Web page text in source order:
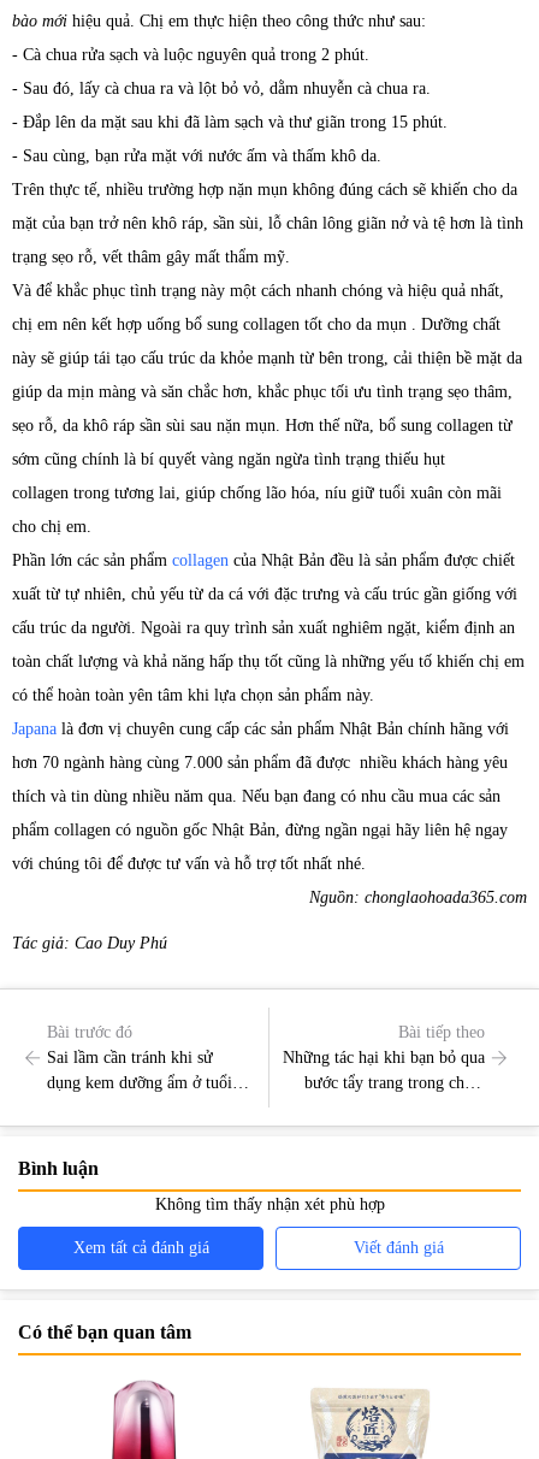
bào mới hiệu quả. Chị em thực hiện theo công thức như sau:
- Cà chua rửa sạch và luộc nguyên quả trong 2 phút.
- Sau đó, lấy cà chua ra và lột bỏ vỏ, dằm nhuyễn cà chua ra.
- Đắp lên da mặt sau khi đã làm sạch và thư giãn trong 15 phút.
- Sau cùng, bạn rửa mặt với nước ấm và thấm khô da.
Trên thực tế, nhiều trường hợp nặn mụn không đúng cách sẽ khiến cho da
mặt của bạn trở nên khô ráp, sần sùi, lỗ chân lông giãn nở và tệ hơn là tình
trạng sẹo rỗ, vết thâm gây mất thẩm mỹ.
Và để khắc phục tình trạng này một cách nhanh chóng và hiệu quả nhất,
chị em nên kết hợp uống bổ sung collagen tốt cho da mụn . Dưỡng chất
này sẽ giúp tái tạo cấu trúc da khỏe mạnh từ bên trong, cải thiện bề mặt da
giúp da mịn màng và săn chắc hơn, khắc phục tối ưu tình trạng sẹo thâm,
sẹo rỗ, da khô ráp sần sùi sau nặn mụn. Hơn thế nữa, bổ sung collagen từ
sớm cũng chính là bí quyết vàng ngăn ngừa tình trạng thiếu hụt
collagen trong tương lai, giúp chống lão hóa, níu giữ tuổi xuân còn mãi
cho chị em.
Phần lớn các sản phẩm collagen của Nhật Bản đều là sản phẩm được chiết
xuất từ tự nhiên, chủ yếu từ da cá với đặc trưng và cấu trúc gần giống với
cấu trúc da người. Ngoài ra quy trình sản xuất nghiêm ngặt, kiểm định an
toàn chất lượng và khả năng hấp thụ tốt cũng là những yếu tố khiến chị em
có thể hoàn toàn yên tâm khi lựa chọn sản phẩm này.
Japana là đơn vị chuyên cung cấp các sản phẩm Nhật Bản chính hãng với
hơn 70 ngành hàng cùng 7.000 sản phẩm đã được nhiều khách hàng yêu
thích và tin dùng nhiều năm qua. Nếu bạn đang có nhu cầu mua các sản
phẩm collagen có nguồn gốc Nhật Bản, đừng ngần ngại hãy liên hệ ngay
với chúng tôi để được tư vấn và hỗ trợ tốt nhất nhé.
Nguồn: chonglaohoada365.com
Tác giả: Cao Duy Phú
Bài trước đó
Sai lầm cần tránh khi sử
dụng kem dưỡng ẩm ở tuổi
Bài tiếp theo
Những tác hại khi bạn bỏ qua
bước tẩy trang trong chăm
Bình luận
Không tìm thấy nhận xét phù hợp
Xem tất cả đánh giá Viết đánh giá
Có thể bạn quan tâm